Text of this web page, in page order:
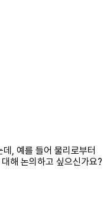
, 예를 들어 물리로부터
해 논의하고 싶으신가요?